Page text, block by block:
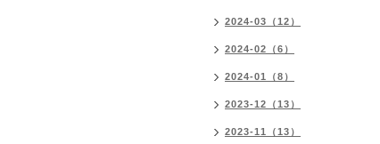
2024-03（12）
2024-02（6）
2024-01（8）
2023-12（13）
2023-11（13）